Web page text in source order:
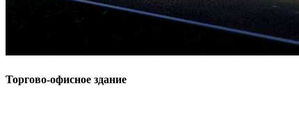
Торгово-офисное здание